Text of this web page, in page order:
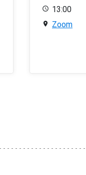
13:00
Zoom